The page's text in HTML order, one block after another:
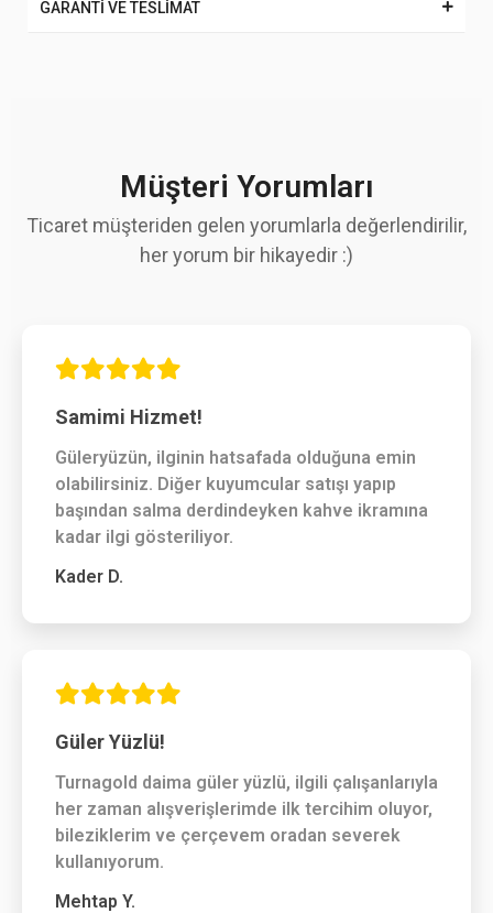
GARANTİ VE TESLİMAT
Müşteri Yorumları
Ticaret müşteriden gelen yorumlarla değerlendirilir,
her yorum bir hikayedir :)
Samimi Hizmet!
Güleryüzün, ilginin hatsafada olduğuna emin
olabilirsiniz. Diğer kuyumcular satışı yapıp
başından salma derdindeyken kahve ikramına
kadar ilgi gösteriliyor.
Kader D.
Güler Yüzlü!
Turnagold daima güler yüzlü, ilgili çalışanlarıyla
her zaman alışverişlerimde ilk tercihim oluyor,
bileziklerim ve çerçevem oradan severek
kullanıyorum.
Mehtap Y.